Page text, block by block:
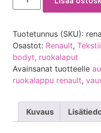
Tuotetunnus (SKU):
Osastot: Renault,
bodyt, ruokalaput
Avainsanat tuotteelle
ruokalappu renault,
Kuvaus